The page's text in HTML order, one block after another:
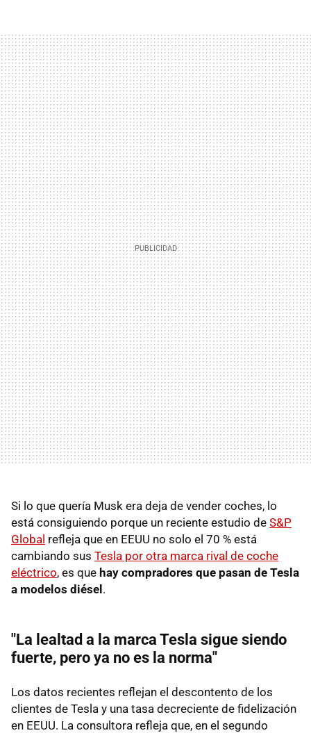
Si lo que quería Musk era deja de vender coches, lo
está consiguiendo porque un reciente estudio de S&P
Global refleja que en EEUU no solo el 70 % está
cambiando sus Tesla por otra marca rival de coche
eléctrico, es que hay compradores que pasan de Tesla
a modelos diésel .
"La lealtad a la marca Tesla sigue siendo
fuerte, pero ya no es la norma"
Los datos recientes reflejan el descontento de los
clientes de Tesla y una tasa decreciente de fidelización
en EEUU. La consultora refleja que, en el segundo